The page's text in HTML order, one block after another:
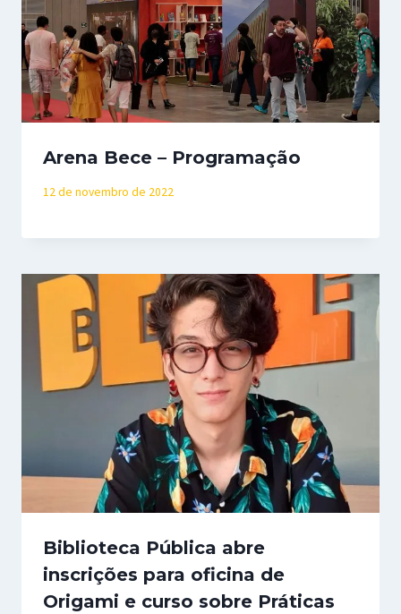
Arena Bece – Programação
12 de novembro de 2022
Biblioteca Pública abre
inscrições para oficina de
Origami e curso sobre Práticas